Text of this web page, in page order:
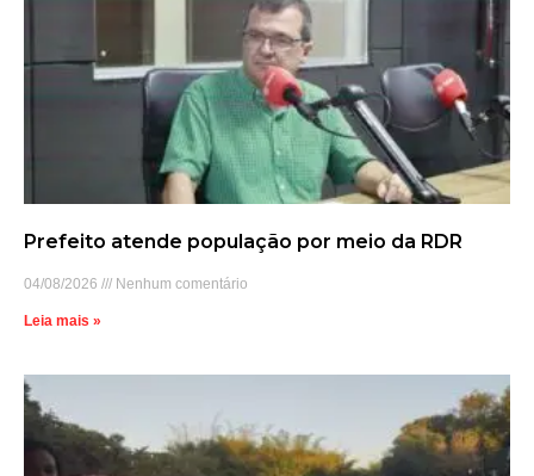
Prefeito atende população por meio da RDR
04/08/2026 Nenhum comentário
Leia mais »